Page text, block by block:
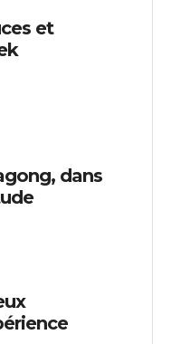
et
dans